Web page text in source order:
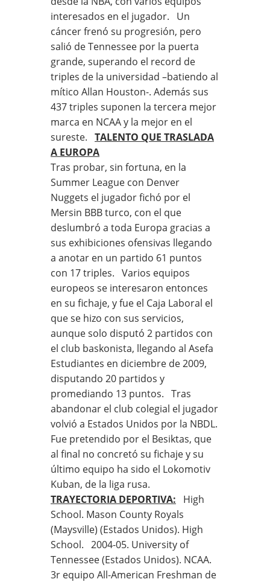
interesados en el jugador. Un
cáncer frenó su progresión, pero
salió de Tennessee por la puerta
grande, superando el record de
triples de la universidad –batiendo al
mítico Allan Houston-. Además sus
437 triples suponen la tercera mejor
marca en NCAA y la mejor en el
sureste. TALENTO QUE TRASLADA
A EUROPA
Tras probar, sin fortuna, en la
Summer League con Denver
Nuggets el jugador fichó por el
Mersin BBB turco, con el que
deslumbró a toda Europa gracias a
sus exhibiciones ofensivas llegando
a anotar en un partido 61 puntos
con 17 triples. Varios equipos
europeos se interesaron entonces
en su fichaje, y fue el Caja Laboral el
que se hizo con sus servicios,
aunque solo disputó 2 partidos con
el club baskonista, llegando al Asefa
Estudiantes en diciembre de 2009,
disputando 20 partidos y
promediando 13 puntos. Tras
abandonar el club colegial el jugador
volvió a Estados Unidos por la NBDL.
Fue pretendido por el Besiktas, que
al final no concretó su fichaje y su
último equipo ha sido el Lokomotiv
Kuban, de la liga rusa.
TRAYECTORIA DEPORTIVA: High
School. Mason County Royals
(Maysville) (Estados Unidos). High
School. 2004-05. University of
Tennessee (Estados Unidos). NCAA.
3r equipo All-American Freshman de